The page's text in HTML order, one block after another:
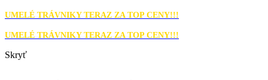
UMELÉ TRÁVNIKY TERAZ ZA TOP CENY!!!
UMELÉ TRÁVNIKY TERAZ ZA TOP CENY!!!
Skryť